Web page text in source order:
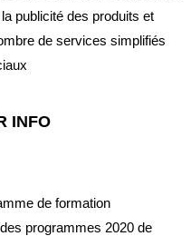
publicité des produits et
de services simplifiés
INFO
de formation
programmes 2020 de